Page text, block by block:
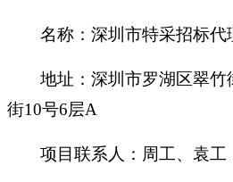
名称：深圳市特采招标代
地址：深圳市罗湖区翠竹
街10号6层A
项目联系人：周工、袁工